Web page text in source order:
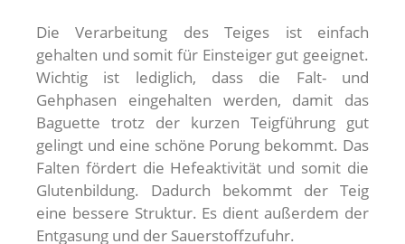
Die Verarbeitung des Teiges ist einfach
gehalten und somit für Einsteiger gut geeignet.
Wichtig ist lediglich, dass die Falt- und
Gehphasen eingehalten werden, damit das
Baguette trotz der kurzen Teigführung gut
gelingt und eine schöne Porung bekommt. Das
Falten fördert die Hefeaktivität und somit die
Glutenbildung. Dadurch bekommt der Teig
eine bessere Struktur. Es dient außerdem der
Entgasung und der Sauerstoffzufuhr.